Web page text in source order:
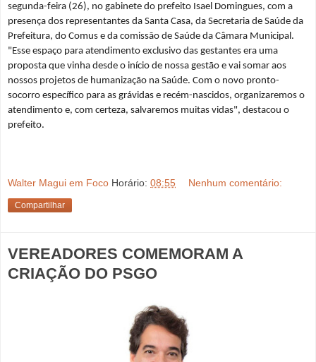
segunda-feira (26), no gabinete do prefeito Isael Domingues, com a
presença dos representantes da Santa Casa, da Secretaria de Saúde da
Prefeitura, do Comus e da comissão de Saúde da Câmara Municipal.
"Esse espaço para atendimento exclusivo das gestantes era uma
proposta que vinha desde o início de nossa gestão e vai somar aos
nossos projetos de humanização na Saúde. Com o novo pronto-
socorro específico para as grávidas e recém-nascidos, organizaremos o
atendimento e, com certeza, salvaremos muitas vidas", destacou o
prefeito.
Walter Magui em Foco Horário: 08:55 Nenhum comentário:
Compartilhar
VEREADORES COMEMORAM A
CRIAÇÃO DO PSGO